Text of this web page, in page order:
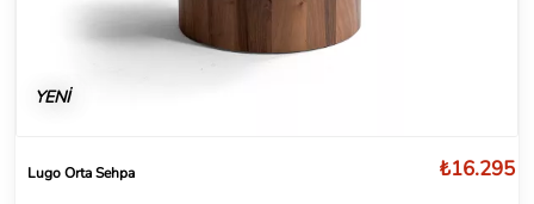
YENİ
Lugo Orta Sehpa ₺16.295